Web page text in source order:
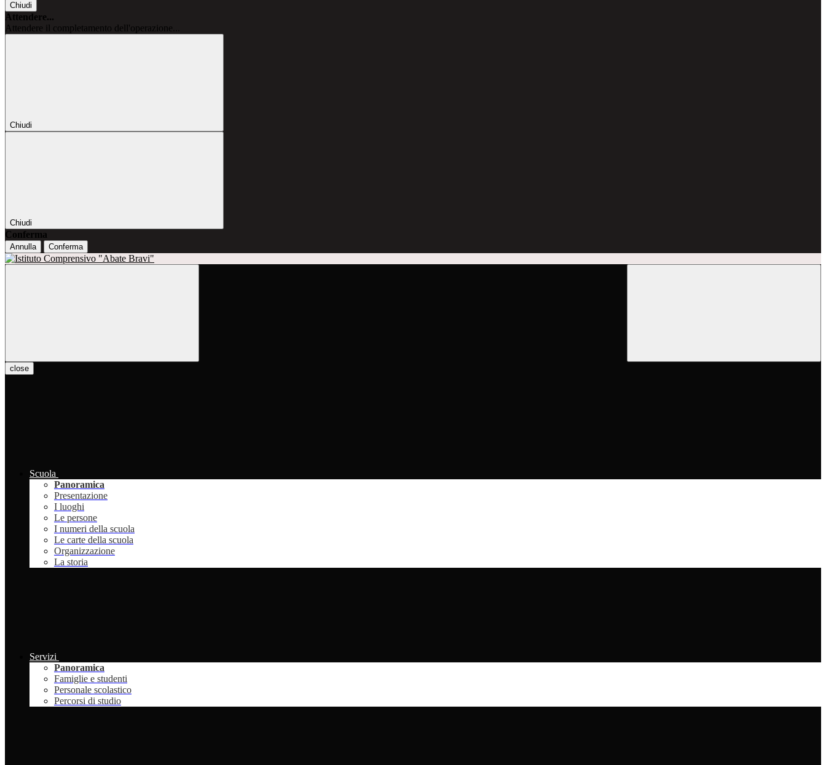
Chiudi
Attendere...
Attendere il completamento dell'operazione...
Chiudi
Chiudi
Conferma
Annulla Conferma
close
Scuola
Panoramica
Presentazione
I luoghi
Le persone
I numeri della scuola
Le carte della scuola
Organizzazione
La storia
Servizi
Panoramica
Famiglie e studenti
Personale scolastico
Percorsi di studio